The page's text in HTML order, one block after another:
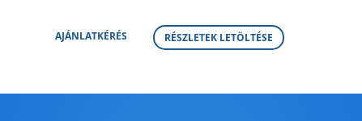
AJÁNLATKÉRÉS RÉSZLETEK LETÖLTÉSE